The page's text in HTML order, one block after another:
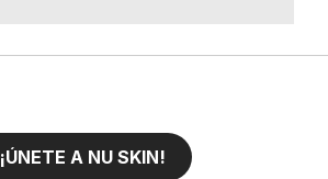
¡ÚNETE A NU SKIN!